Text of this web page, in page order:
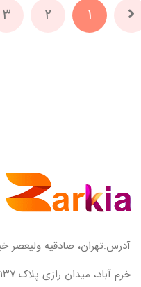
1
2
3
آدرس:تهران، صادقیه ولیعصر خیابان
خرم آباد، میدان رازی پلاک ۱۳۷